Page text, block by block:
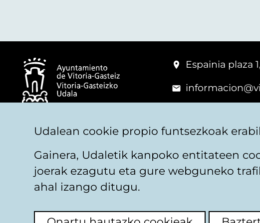
© Vitoria-Gasteizko Udala
Espainia plaza
Legezko oharra Pribatutasuna
Udalean cookie propio funtsezkoak
Gainera, Udaletik kanpoko entitateen
joerak ezagutu eta gure webguneko
ahal izango ditugu.